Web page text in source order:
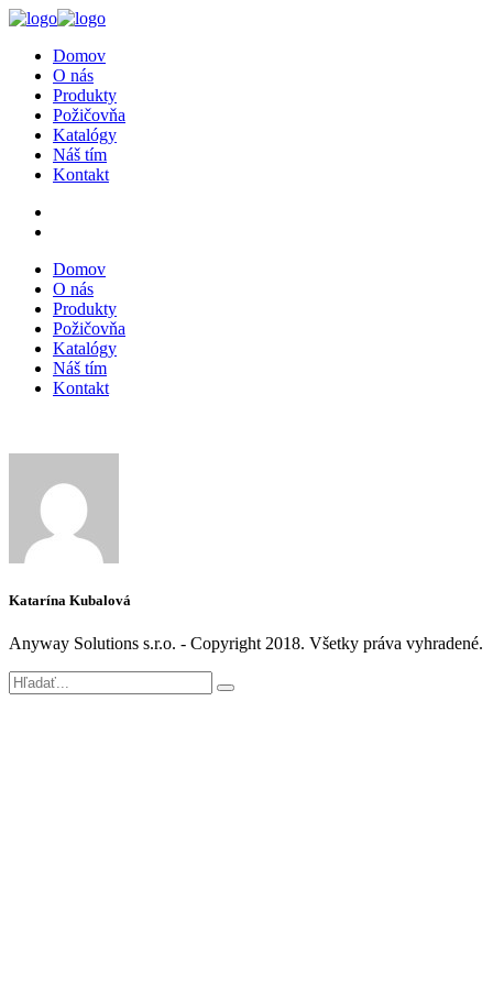
Domov
O nás
Produkty
Požičovňa
Katalógy
Náš tím
Kontakt
Domov
O nás
Produkty
Požičovňa
Katalógy
Náš tím
Kontakt
Katarína Kubalová
Anyway Solutions s.r.o. - Copyright 2018. Všetky práva vyhradené.